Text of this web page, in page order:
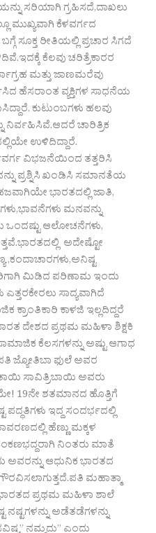
ಸರಿಯಾಗಿ ಗ್ರಹಿಸದೆ,ದಾಖಲು
ಮುಖ್ಯವಾಗಿ ಕೆಳವರ್ಗದ
ಸೂಕ್ತ ರೀತಿಯಲ್ಲಿ ಪ್ರಚಾರ ಸಿಗದೆ
ಕೆಲವು ಚರಿತ್ರೆಕಾರರ
ಮತ್ತು ಜಾಣಮರೆವು
ಹೆಸರಾಂತ ವ್ಯಕ್ತಿಗಳ ಸಾಧನೆಯ
ಕುಟುಂಬಗಳು ಹಲವು
ನಿರ್ವಹಿಸಿವೆ.ಆದರೆ ಚಾರಿತ್ರಿಕ
ಉಳಿದಿದ್ದಾರೆ.
ವಿಭಜನೆಯಿಂದ ತತ್ತರಿಸಿ
ಪ್ರಶ್ನಿಸಿ ಖಂಡಿಸಿ ಸಮಾನತೆಯ
ಭಾರತದಲ್ಲಿ ಜಾತಿ,
ಮನವನ್ನು
ಒಂದಷ್ಟು ಆಲೋಚನೆಗಳು,
ಅದೇಷ್ಟೋ
,ಕಂದಾಚಾರಗಳು,ಅನಿಷ್ಟ
ಮಿಡಿದ ಪರಿಣಾಮ ಇಂದು
ಎತ್ತರಕೇರಲು ಸಾದ್ಯವಾಗಿದೆ
ಕಾಳಜಿ ಇಲ್ಲದಿದ್ದರೆ
ದೇಶದ ಪ್ರಥಮ ಮಹಿಳಾ ಶಿಕ್ಷಕಿ
ಕೆಲಸಗಳನ್ನು ಅಷ್ಟು ಆಗಾಧ
ಜ್ಯೋತಿಬಾ ಫುಲೆ ಅವರ
ಸಾವಿತ್ರಿಬಾಯಿ ಅವರು
19ನೇ ಶತಮಾನದ ಹೊತ್ತಿಗೆ
ಇದ್ದ ಸಂದರ್ಭದಲ್ಲಿ
ಹೆಣ್ಣು ಮಕ್ಕಳ
ನಿಂತರು ಮಾತೆ
ಅವರನ್ನು ಆಧುನಿಕ ಭಾರತದ
ಮಹಾತ್ಮಾ
ಪ್ರಥಮ ಮಹಿಳಾ ಶಾಲೆ
ನಷ್ಟಗಳನ್ನು ಅಡೆತಡೆಗಳನ್ನು